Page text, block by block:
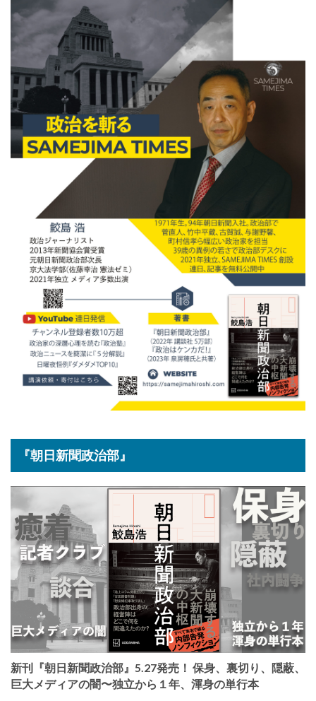
『朝日新聞政治部』
新刊『朝日新聞政治部』5.27発売！ 保身、裏切り、隠蔽、
巨大メディアの闇〜独立から１年、渾身の単行本